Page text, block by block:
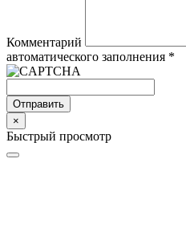
Комментарий
автоматического заполнения *
Отправить
×
Быстрый просмотр